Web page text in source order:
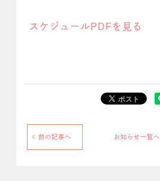
スケジュールPDFを見る
前の記事へ お知らせ一覧へ